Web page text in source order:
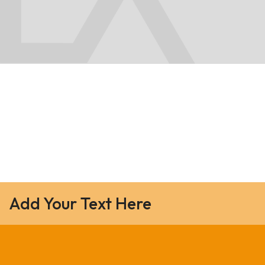
Add Your Text Here